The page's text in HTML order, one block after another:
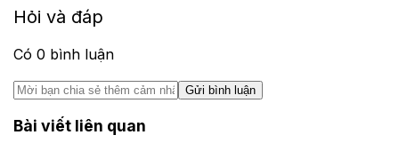
Hỏi và đáp
Có 0 bình luận
Gửi bình luận
Bài viết liên quan